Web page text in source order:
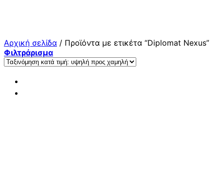
Αρχική σελίδα / Προϊόντα με ετικέτα “Diplomat Nexus”
Φιλτράρισμα